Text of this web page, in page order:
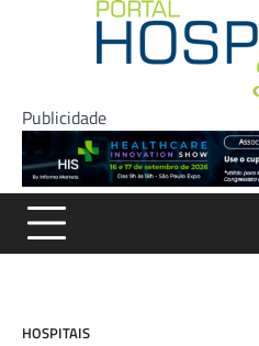
Publicidade
HOSPITAIS